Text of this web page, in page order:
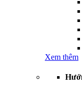
Xem thêm